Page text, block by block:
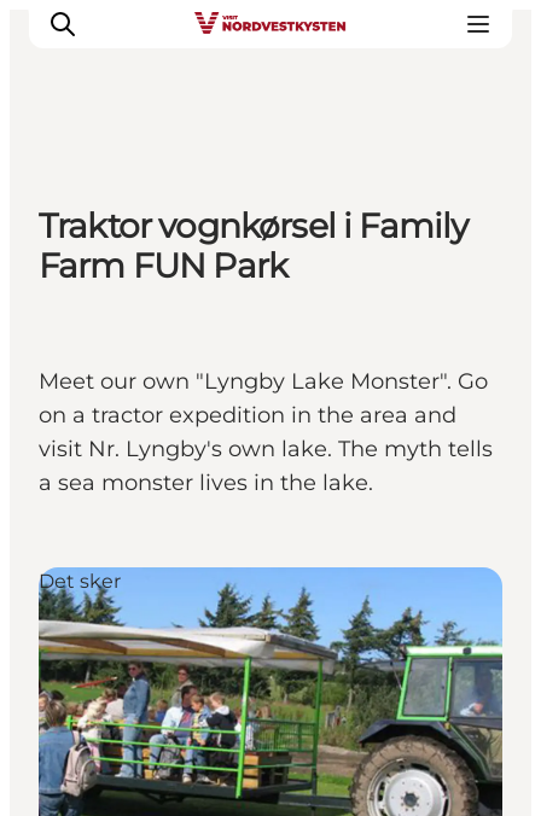
Feriesteder
Inspiration
Handicapvenlig ferie
Planlæg din ferie
Traktor vognkørsel i Family
Farm FUN Park
Meet our own "Lyngby Lake Monster". Go
on a tractor expedition in the area and
visit Nr. Lyngby's own lake. The myth tells
a sea monster lives in the lake.
Det sker